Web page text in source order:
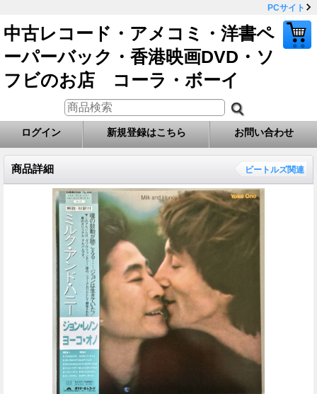
PCサイト
中古レコード・アメコミ・洋書ペ
ーパーバック・香港映画DVD・ソ
フビのお店 コーラ・ボーイ
ログイン 新規登録はこちら お問い合わせ
商品詳細 ビートルズ関連